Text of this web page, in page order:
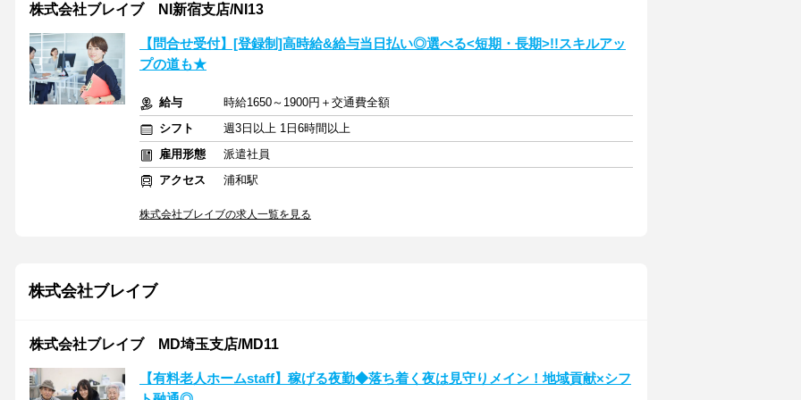
株式会社ブレイブ NI新宿支店/NI13
【問合せ受付】[登録制]高時給&給与当日払い◎選べる<短期・長期>!!スキルアッ
プの道も★
給与
時給1650～1900円＋交通費全額
シフト
週3日以上 1日6時間以上
雇用形態
派遣社員
アクセス
浦和駅
株式会社ブレイブの求人一覧を見る
株式会社ブレイブ
株式会社ブレイブ MD埼玉支店/MD11
【有料老人ホームstaff】稼げる夜勤◆落ち着く夜は見守りメイン！地域貢献×シフ